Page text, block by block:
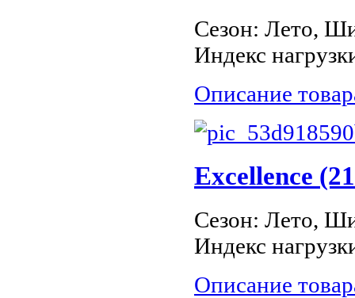
Сезон: Лето,
Индекс
Описание
Excellence
Сезон: Лето,
Индекс
Описание